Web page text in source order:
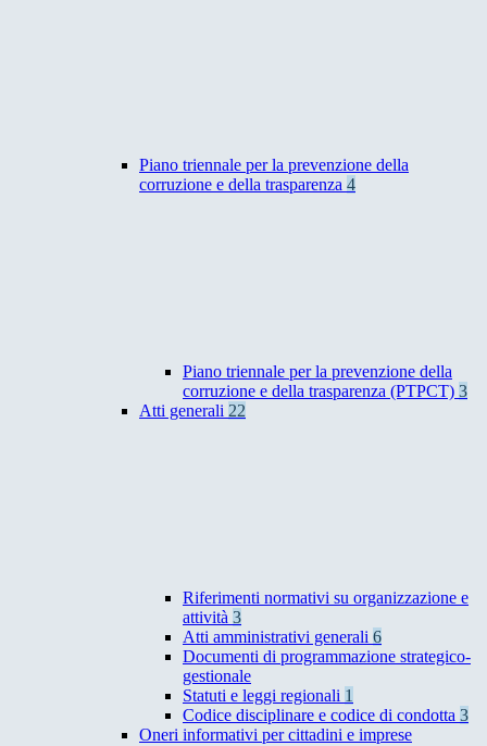
Piano triennale per la prevenzione della
corruzione e della trasparenza 4
Piano triennale per la prevenzione della
corruzione e della trasparenza (PTPCT) 3
Atti generali 22
Riferimenti normativi su organizzazione e
attività 3
Atti amministrativi generali 6
Documenti di programmazione strategico-
gestionale
Statuti e leggi regionali 1
Codice disciplinare e codice di condotta 3
Oneri informativi per cittadini e imprese